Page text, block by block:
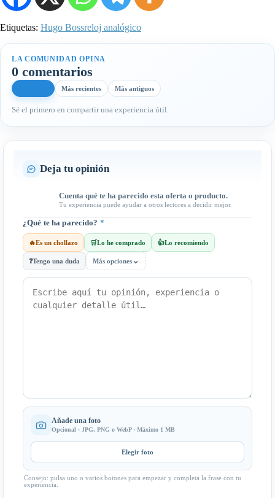
Etiquetas: Hugo Bossreloj analógico
LA COMUNIDAD OPINA
0 comentarios
Más recientes Más antiguos
Sé el primero en compartir una experiencia útil.
Deja tu opinión
Cuenta qué te ha parecido esta oferta o producto.
Tu experiencia puede ayudar a otros lectores a decidir mejor.
¿Qué te ha parecido? *
🔥Es un chollazo 🛒Lo he comprado 👍Lo recomiendo
❓Tengo una duda Más opciones ⌄
Añade una foto
Opcional · JPG, PNG o WebP · Máximo 1 MB
Elegir foto
Consejo: pulsa uno o varios botones para empezar y completa la frase con tu
experiencia.